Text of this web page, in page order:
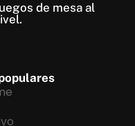
de mesa al